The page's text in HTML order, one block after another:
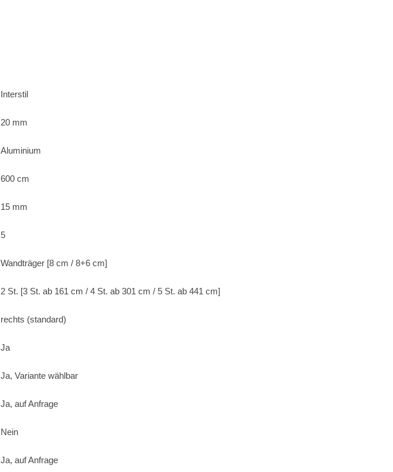
Interstil
20 mm
Aluminium
600 cm
15 mm
5
Wandträger [8 cm / 8+6 cm]
2 St. [3 St. ab 161 cm / 4 St. ab 301 cm / 5 St. ab 441 cm]
rechts (standard)
Ja
Ja, Variante wählbar
Ja, auf Anfrage
Nein
Ja, auf Anfrage